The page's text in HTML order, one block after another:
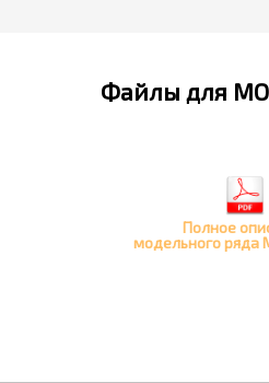
Файлы для
Полное
модельного ряда